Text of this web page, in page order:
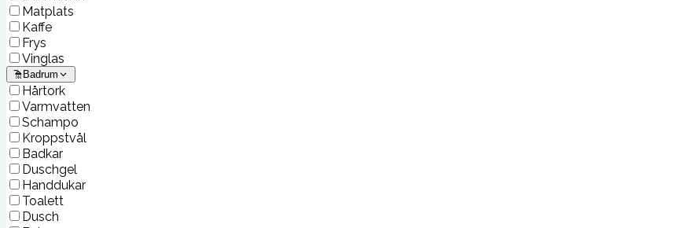
Matplats
Kaffe
Frys
Vinglas
Badrum
Hårtork
Varmvatten
Schampo
Kroppstvål
Badkar
Duschgel
Handdukar
Toalett
Dusch